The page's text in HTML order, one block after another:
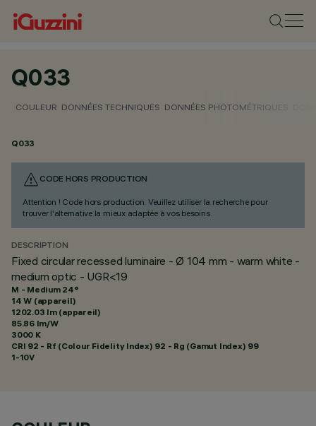
Q033
COULEUR DONNÉES TECHNIQUES DONNÉES PHOTOMÉTRIQUES
Q033
CODE HORS PRODUCTION
Attention ! Code hors production. Veuillez utiliser la recherche pour
trouver l'alternative la mieux adaptée à vos besoins.
DESCRIPTION
Fixed circular recessed luminaire - Ø 104 mm - warm white -
medium optic - UGR<19
M - Medium 24°
14 W (appareil)
1202.03 lm (appareil)
85.86 lm/W
3000 K
CRI 92 - Rf (Colour Fidelity Index) 92 - Rg (Gamut Index) 99
1-10V